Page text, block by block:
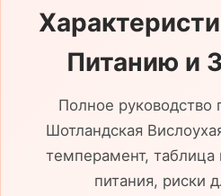
Питанию и
Полное руководство
Шотландская
темперамент,
питания, риски